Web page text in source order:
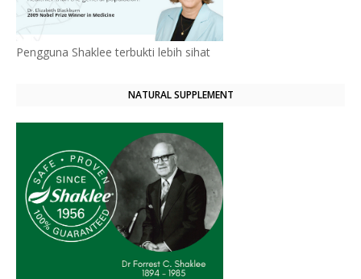
Pengguna Shaklee terbukti lebih sihat
NATURAL SUPPLEMENT